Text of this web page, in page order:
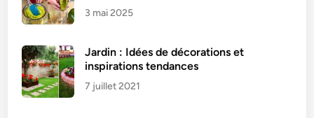
3 mai 2025
Jardin : Idées de décorations et
inspirations tendances
7 juillet 2021